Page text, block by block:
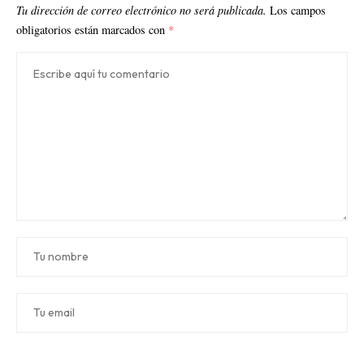
Tu dirección de correo electrónico no será publicada. Los campos
obligatorios están marcados con *